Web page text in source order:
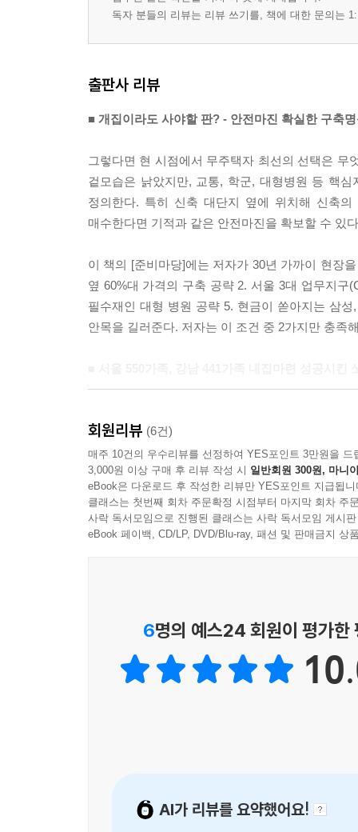
독자 분들의 리뷰는 리뷰 쓰기를, 책에 대한 문의는
출판사 리뷰
■ 개집이라도 사야할 판? - 안전마진 확실한 구축
그렇다면 현 시점에서 무주택자 최선의 선택은 무
겉모습은 낡았지만, 교통, 학군, 대형병원 등 핵
정의한다. 특히 신축 대단지 옆에 위치해 신축
매수한다면 기적과 같은 안전마진을 확보할 수 있
이 책의 [준비마당]에는 저자가 30년 가까이 현장
옆 60%대 가격의 구축 공략 2. 서울 3대 업무지
필수재인 대형 병원 공략 5. 현금이 쏟아지는 삼
안목을 길러준다. 저자는 이 조건 중 2가지만 충족
공개하여 실용서로서의 가치를 극대화했다.
저자 쏘쿨은 국내 최초로 '아파트 시세지도'를
441가족의 내집마련을 성공시킨 대한민국 대표
골라야 실수를 줄이는지 고수의 안목을 전수한
기회는 시작된다"며, "최소한의 돈으로 최고의 입
회원리뷰 (6건)
매주 10건의 우수리뷰를 선정하여 YES포인트 3만원을 드
3,000원 이상 구매 후 리뷰 작성 시 일반회원 300원, 마니
eBook은 다운로드 후 작성한 리뷰만 YES포인트 지급됩니
클래스는 첫번째 회차 주문확정 시점부터 마지막 회차 주
사락 독서모임으로 진행된 클래스는 사락 독서모임 게시
eBook 페이백, CD/LP, DVD/Blu-ray, 패션 및 판매금지 상
6명의 예스24 회원이 평가한
AI가 리뷰를 요약했어요!